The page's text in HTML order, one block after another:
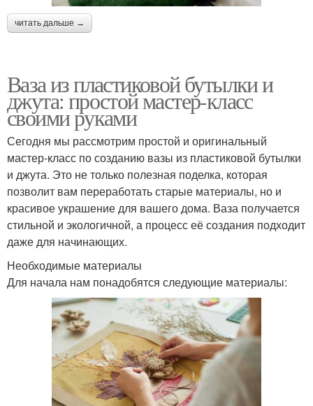
читать дальше →
Ваза из пластиковой бутылки и
джута: простой мастер-класс
своими руками
Сегодня мы рассмотрим простой и оригинальный
мастер-класс по созданию вазы из пластиковой бутылки
и джута. Это не только полезная поделка, которая
позволит вам переработать старые материалы, но и
красивое украшение для вашего дома. Ваза получается
стильной и экологичной, а процесс её создания подходит
даже для начинающих.
Необходимые материалы
Для начала нам понадобятся следующие материалы: